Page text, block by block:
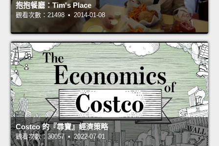
抱抱餐廳：Tim's Place
觀看次數：21498 • 2014-01-08
Costco 的『尋寶』經濟策略
觀看次數：30057 • 2022-07-01